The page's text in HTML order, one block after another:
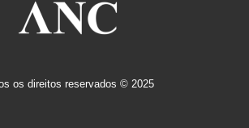
os direitos reservados © 2025